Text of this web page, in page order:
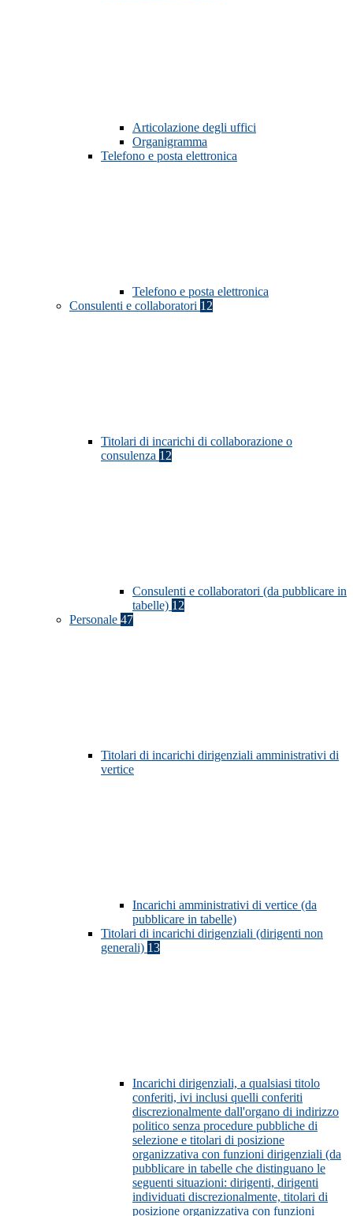
Articolazione degli uffici
Organigramma
Telefono e posta elettronica
Telefono e posta elettronica
Consulenti e collaboratori 12
Titolari di incarichi di collaborazione o
consulenza 12
Consulenti e collaboratori (da pubblicare in
tabelle) 12
Personale 47
Titolari di incarichi dirigenziali amministrativi di
vertice
Incarichi amministrativi di vertice (da
pubblicare in tabelle)
Titolari di incarichi dirigenziali (dirigenti non
generali) 13
Incarichi dirigenziali, a qualsiasi titolo
conferiti, ivi inclusi quelli conferiti
discrezionalmente dall'organo di indirizzo
politico senza procedure pubbliche di
selezione e titolari di posizione
organizzativa con funzioni dirigenziali (da
pubblicare in tabelle che distinguano le
seguenti situazioni: dirigenti, dirigenti
individuati discrezionalmente, titolari di
posizione organizzativa con funzioni